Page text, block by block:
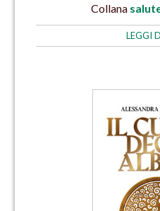
Collana
LEGGI